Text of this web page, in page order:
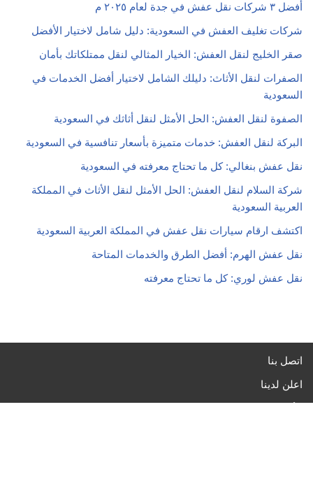
أفضل ٣ شركات نقل عفش في جدة لعام ٢٠٢٥ م
شركات تغليف العفش في السعودية: دليل شامل لاختيار الأفضل
صقر الخليج لنقل العفش: الخيار المثالي لنقل ممتلكاتك بأمان
الصفرات لنقل الأثاث: دليلك الشامل لاختيار أفضل الخدمات في
السعودية
الصفوة لنقل العفش: الحل الأمثل لنقل أثاثك في السعودية
البركة لنقل العفش: خدمات متميزة بأسعار تنافسية في السعودية
نقل عفش بنغالي: كل ما تحتاج معرفته في السعودية
شركة السلام لنقل العفش: الحل الأمثل لنقل الأثاث في المملكة
العربية السعودية
اكتشف ارقام سيارات نقل عفش في المملكة العربية السعودية
نقل عفش الهرم: أفضل الطرق والخدمات المتاحة
نقل عفش لوري: كل ما تحتاج معرفته
اتصل بنا
اعلن لدينا